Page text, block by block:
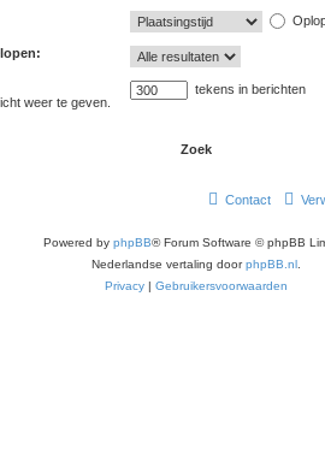
weer te geven.
tekens in berichten
Contact
Powered by phpBB® Forum Software © phpBB
Nederlandse vertaling doorphpBB.nl.
Privacy| Gebruikersvoorwaarden